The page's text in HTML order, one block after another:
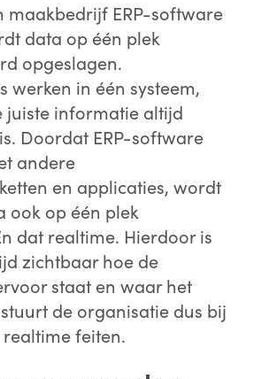
maakbedrijf ERP-software
data op één plek
opgeslagen.
werken in één systeem,
juiste informatie altijd
Doordat ERP-software
andere
en applicaties, wordt
ook op één plek
dat realtime. Hierdoor is
zichtbaar hoe de
staat en waar het
stuurt de organisatie dus bij
feiten.